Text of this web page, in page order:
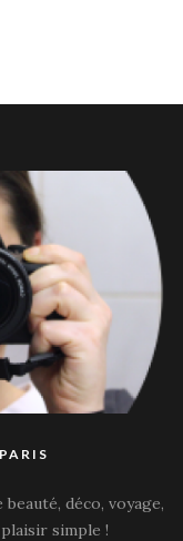
déco, voyage,
simple !